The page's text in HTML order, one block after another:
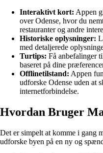
Interaktivt kort: Appen
over Odense, hvor du
restauranter og andre
Historiske oplysninger:
med detaljerede
Turtips: Få anbefalinger
baseret på dine
Offlinetilstand: Appen
udforske Odense uden at
internetforbindelse.
Hvordan Bruger
Det er simpelt at komme i gang
udforske byen på en ny og